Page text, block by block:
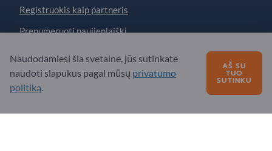
Registruokis kaip partneris
Prenumeruoti naujienlaiškį
Turite klausimų?
Naudodamiesi šia svetaine, jūs sutinkate
naudoti slapukus pagal mūsų privatumo
politiką.
AŠ SU
TUO
SUTINKU